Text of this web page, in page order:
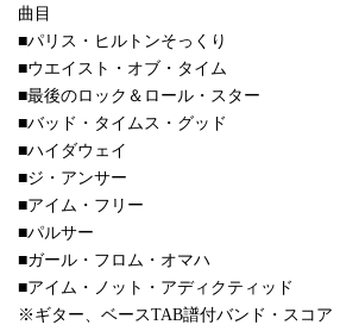
曲目
■パリス・ヒルトンそっくり
■ウエイスト・オブ・タイム
■最後のロック＆ロール・スター
■バッド・タイムス・グッド
■ハイダウェイ
■ジ・アンサー
■アイム・フリー
■パルサー
■ガール・フロム・オマハ
■アイム・ノット・アディクティッド
※ギター、ベースTAB譜付バンド・スコア